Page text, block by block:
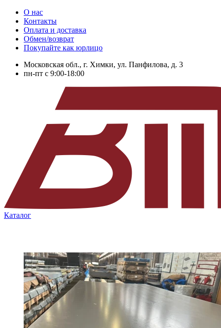
О нас
Контакты
Оплата и доставка
Обмен/возврат
Покупайте как юрлицо
Московская обл., г. Химки, ул. Панфилова, д. 3
пн-пт с 9:00-18:00
Каталог